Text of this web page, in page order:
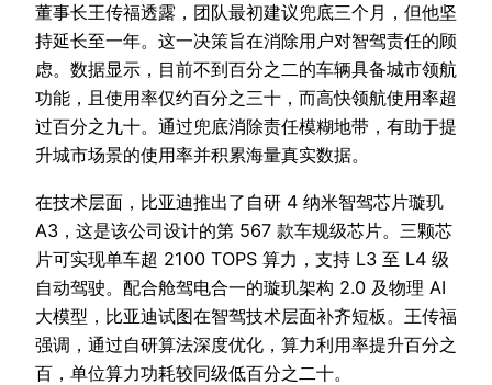
董事长王传福透露，团队最初建议兜底三个月，但他坚
持延长至一年。这一决策旨在消除用户对智驾责任的顾
虑。数据显示，目前不到百分之二的车辆具备城市领航
功能，且使用率仅约百分之三十，而高快领航使用率超
过百分之九十。通过兜底消除责任模糊地带，有助于提
升城市场景的使用率并积累海量真实数据。
在技术层面，比亚迪推出了自研 4 纳米智驾芯片璇玑
A3，这是该公司设计的第 567 款车规级芯片。三颗芯
片可实现单车超 2100 TOPS 算力，支持 L3 至 L4 级
自动驾驶。配合舱驾电合一的璇玑架构 2.0 及物理 AI
大模型，比亚迪试图在智驾技术层面补齐短板。王传福
强调，通过自研算法深度优化，算力利用率提升百分之
百，单位算力功耗较同级低百分之二十。